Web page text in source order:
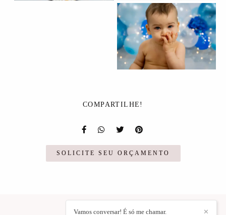
COMPARTILHE!
SOLICITE SEU ORÇAMENTO
✕
Vamos conversar! É só me chamar.